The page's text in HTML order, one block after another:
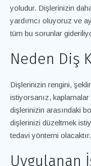
yoludur. Dişlerinizin
yardımcı oluyoruz ve
tüm bu sorunlar
Neden Diş
Dişlerinizin rengini,
istiyorsanız,
dişlerinizin arasındaki
dişlerinizi düzeltmek
tedavi yöntemi olacaktır.
Uygulanan